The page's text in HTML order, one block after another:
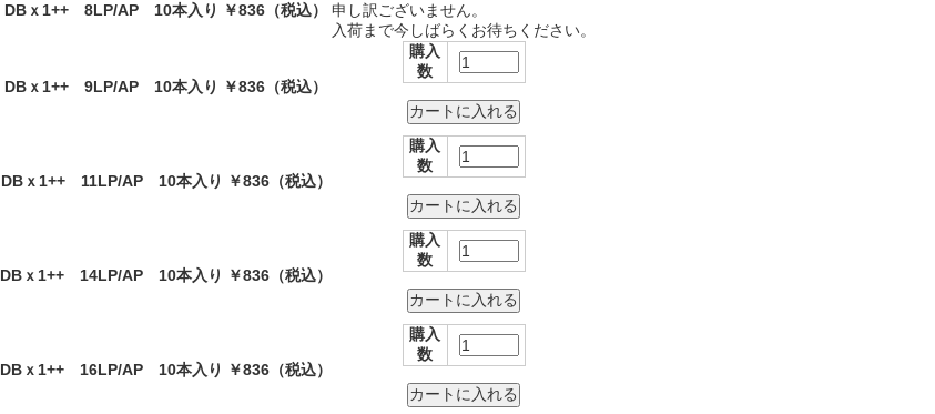
DBｘ1++ 8LP/AP 10本入り ￥836 （税込）
申し訳ございません。
入荷まで今しばらくお待ちください。
DBｘ1++ 9LP/AP 10本入り ￥836 （税込）
購入
数
DBｘ1++ 11LP/AP 10本入り ￥836（税込）
購入
数
DBｘ1++ 14LP/AP 10本入り ￥836 （税込）
購入
数
DBｘ1++ 16LP/AP 10本入り ￥836 （税込）
購入
数